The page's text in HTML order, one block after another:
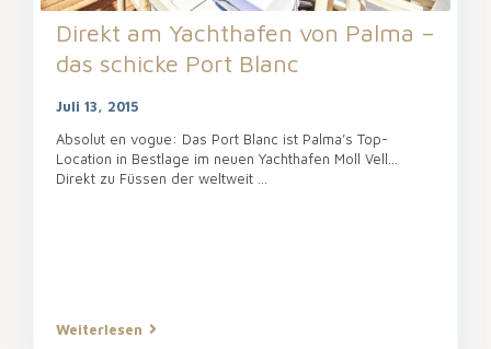
Direkt am Yachthafen von Palma –
das schicke Port Blanc
Juli 13, 2015
Absolut en vogue: Das Port Blanc ist Palma’s Top-
Location in Bestlage im neuen Yachthafen Moll Vell…
Direkt zu Füssen der weltweit ...
Weiterlesen